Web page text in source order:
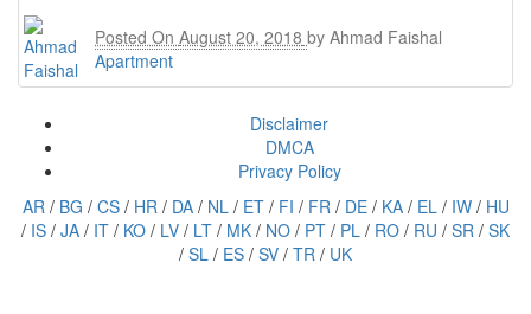
Posted On August 20, 2018 by Ahmad Faishal
Apartment
Disclaimer
DMCA
Privacy Policy
AR / BG / CS/ HR / DA/ NL / ET/ FI / FR / DE/ KA/ EL / IW/ HU
/ IS / JA / IT / KO / LV / LT / MK / NO / PT / PL / RO / RU / SR / SK
/ SL / ES / SV / TR / UK